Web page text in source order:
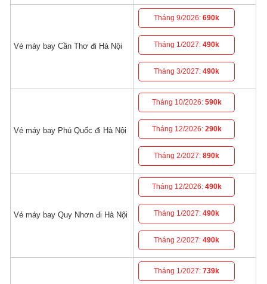
Vé máy bay Cần Thơ đi Hà Nội
Tháng 9/2026:690k
Tháng 1/2027:490k
Tháng 3/2027:490k
Vé máy bay Phú Quốc đi Hà Nội
Tháng 10/2026: 590k
Tháng 12/2026: 290k
Tháng 2/2027:890k
Vé máy bay Quy Nhơn đi Hà Nội
Tháng 12/2026: 490k
Tháng 1/2027:490k
Tháng 2/2027:490k
Tháng 1/2027:739k